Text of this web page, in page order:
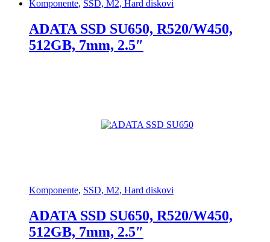
Komponente, SSD, M2, Hard diskovi
ADATA SSD SU650, R520/W450,
512GB, 7mm, 2.5″
Komponente, SSD, M2, Hard diskovi
ADATA SSD SU650, R520/W450,
512GB, 7mm, 2.5″